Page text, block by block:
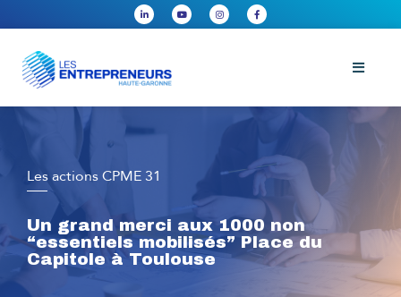
Les actions CPME 31
Un grand merci aux 1000 non
“essentiels mobilisés” Place du
Capitole à Toulouse